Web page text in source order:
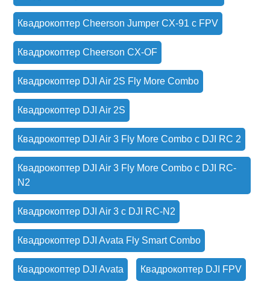
Квадрокоптер Cheerson Jumper CX-91 с FPV
Квадрокоптер Cheerson CX-OF
Квадрокоптер DJI Air 2S Fly More Combo
Квадрокоптер DJI Air 2S
Квадрокоптер DJI Air 3 Fly More Combo с DJI RC 2
Квадрокоптер DJI Air 3 Fly More Combo с DJI RC-
N2
Квадрокоптер DJI Air 3 с DJI RC-N2
Квадрокоптер DJI Avata Fly Smart Combo
Квадрокоптер DJI Avata Квадрокоптер DJI FPV